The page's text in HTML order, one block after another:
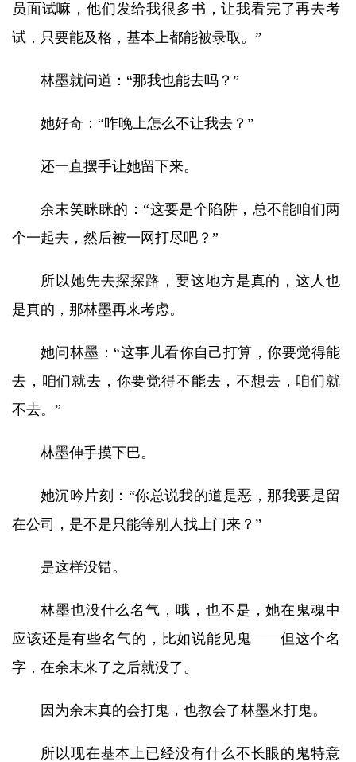
员面试嘛，他们发给我很多书，让我看完了再去考
试，只要能及格，基本上都能被录取。”
林墨就问道：“那我也能去吗？”
她好奇：“昨晚上怎么不让我去？”
还一直摆手让她留下来。
余末笑眯眯的：“这要是个陷阱，总不能咱们两
个一起去，然后被一网打尽吧？”
所以她先去探探路，要这地方是真的，这人也
是真的，那林墨再来考虑。
她问林墨：“这事儿看你自己打算，你要觉得能
去，咱们就去，你要觉得不能去，不想去，咱们就
不去。”
林墨伸手摸下巴。
她沉吟片刻：“你总说我的道是恶，那我要是留
在公司，是不是只能等别人找上门来？”
是这样没错。
林墨也没什么名气，哦，也不是，她在鬼魂中
应该还是有些名气的，比如说能见鬼——但这个名
字，在余末来了之后就没了。
因为余末真的会打鬼，也教会了林墨来打鬼。
所以现在基本上已经没有什么不长眼的鬼特意